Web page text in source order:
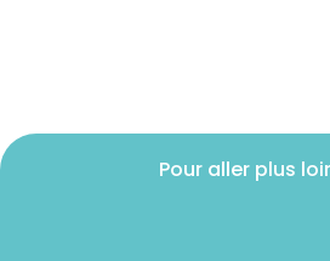
Pour aller plus